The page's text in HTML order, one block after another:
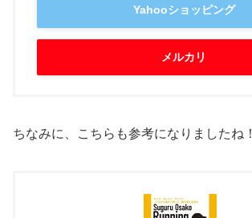
Yahooショッピング
メルカリ
ちなみに、こちらも参考になりましたね！